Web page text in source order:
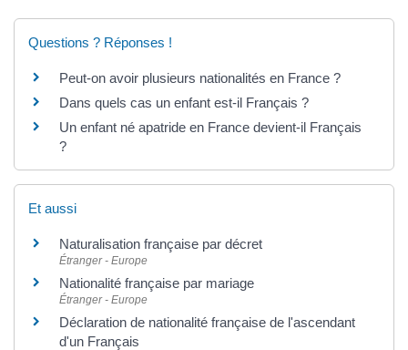
Questions ? Réponses !
Peut-on avoir plusieurs nationalités en France ?
Dans quels cas un enfant est-il Français ?
Un enfant né apatride en France devient-il Français
?
Et aussi
Naturalisation française par décret
Étranger - Europe
Nationalité française par mariage
Étranger - Europe
Déclaration de nationalité française de l'ascendant
d'un Français